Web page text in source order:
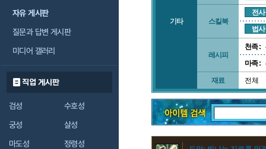
자유 게시판
질문과 답변 게시판
미디어 갤러리
직업 게시판
검성
수호성
궁성
살성
마도성
정령성
기타 스킬북
전사
법사
레시피
천족 :
마족 :
재료 전체